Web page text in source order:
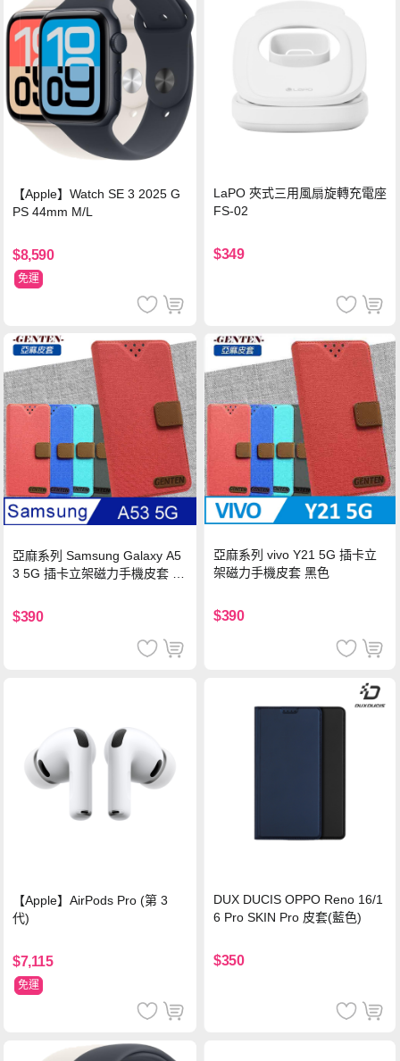
【Apple】Watch SE 3 2025 G
PS 44mm M/L
$8,590
免運
LaPO 夾式三用風扇旋轉充電座
FS-02
$349
亞麻系列 Samsung Galaxy A5
3 5G 插卡立架磁力手機皮套 藍
$390
亞麻系列 vivo Y21 5G 插卡立
架磁力手機皮套 黑色
$390
【Apple】AirPods Pro (第 3
代)
$7,115
免運
DUX DUCIS OPPO Reno 16/1
6 Pro SKIN Pro 皮套(藍色)
$350